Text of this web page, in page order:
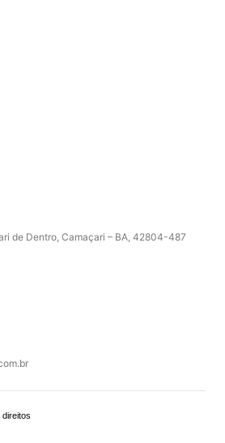
de Dentro, Camaçari – BA, 42804-487